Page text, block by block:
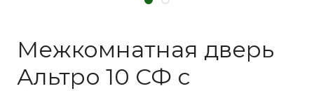
Межкомнатная дверь
Альтро 10 СФ с